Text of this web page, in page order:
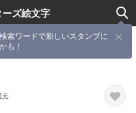
ーズ絵文字
索ワードで新しいスタンプに
も！語カラフル吹き出し04(静
元